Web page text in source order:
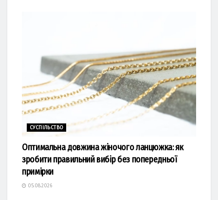
СУСПІЛЬСТВО
Оптимальна довжина жіночого ланцюжка: як
зробити правильний вибір без попередньої
примірки
05.08.2026